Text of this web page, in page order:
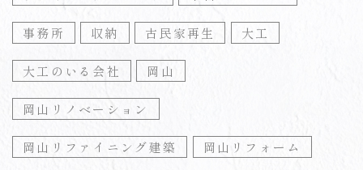
事務所 収納 古民家再生 大工
大工のいる会社 岡山
岡山リノベーション
岡山リファイニング建築 岡山リフォーム